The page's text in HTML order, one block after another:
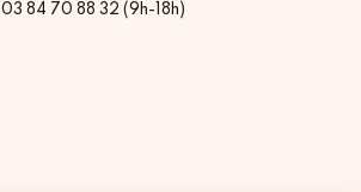
03 84 70 88 32 (9h-18h)